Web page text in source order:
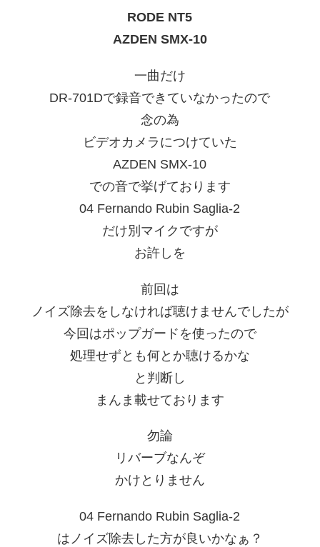
RODE NT5
AZDEN SMX-10
一曲だけ
DR-701Dで録音できていなかったので
念の為
ビデオカメラにつけていた
AZDEN SMX-10
での音で挙げております
04 Fernando Rubin Saglia-2
だけ別マイクですが
お許しを
前回は
ノイズ除去をしなければ聴けませんでしたが
今回はポップガードを使ったので
処理せずとも何とか聴けるかな
と判断し
まんま載せております
勿論
リバーブなんぞ
かけとりません
04 Fernando Rubin Saglia-2
はノイズ除去した方が良いかなぁ？